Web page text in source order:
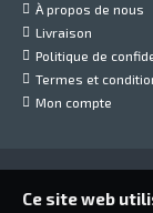
À propos de nous
Livraison
Politique de
Termes et
Mon compte
Ce site web